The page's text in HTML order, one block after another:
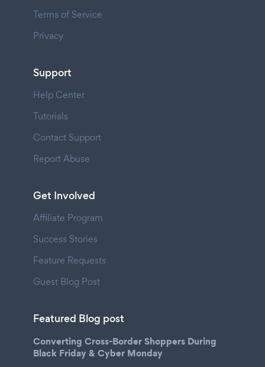
Terms of Service
Privacy
Support
Help Center
Tutorials
Contact Support
Report Abuse
Get Involved
Affiliate Program
Success Stories
Feature Requests
Guest Blog Post
Featured Blog post
Converting Cross-Border Shoppers During
Black Friday & Cyber Monday